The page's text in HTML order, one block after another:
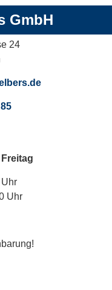
GmbH
24
Uhr